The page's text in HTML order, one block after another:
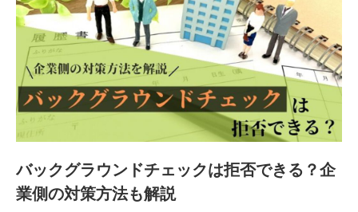
動画で学ぶ
セミナー／イベント
eBooks
お役立ち情報
バックグラウンドチェックは拒否できる？企
業側の対策方法も解説